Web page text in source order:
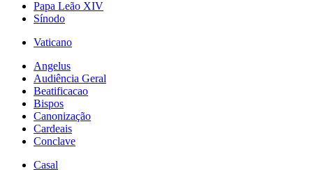
Papa Leão XIV
Sínodo
Vaticano
Angelus
Audiência Geral
Beatificacao
Bispos
Canonização
Cardeais
Conclave
Casal